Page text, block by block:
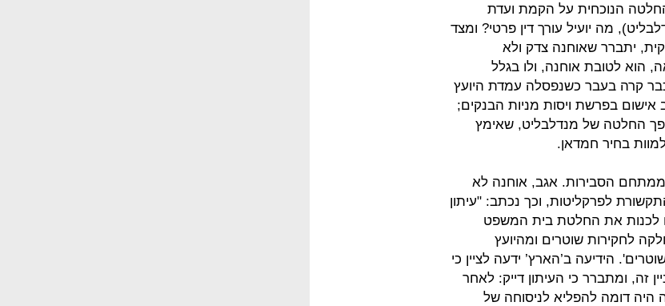
הנוכחית על הקמת ועדת
מה יועיל עורך דין פרטי? ומצד
יתברר שאוחנה צדק ולא
הוא לטובת אוחנה, ולו בגלל
קרה בעבר כשנפסלה עמדת היועץ
בפרשת ויסות מניות הבנקים;
החלטה של מנדלבליט, שאימץ
בחיר חמדאן.
ממתחם הסבירות. אגב, אוחנה לא
לפרקליטות, וכך נכתב: "עיתון
לכנות את החלטת בית המשפט
לחקירות שוטרים ומהיועץ
הידיעה ב’הארץ’ ידעה לציין כי
זה, ומתברר כי העיתון דייק: לאחר
דומה להפליא לניסוחה של